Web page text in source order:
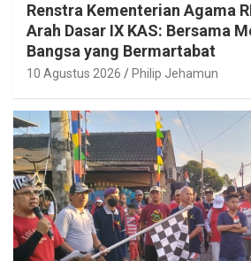
Renstra Kementerian Agama
Arah Dasar IX KAS: Bersama
Bangsa yang Bermartabat
10 Agustus 2026 Philip Jehamun